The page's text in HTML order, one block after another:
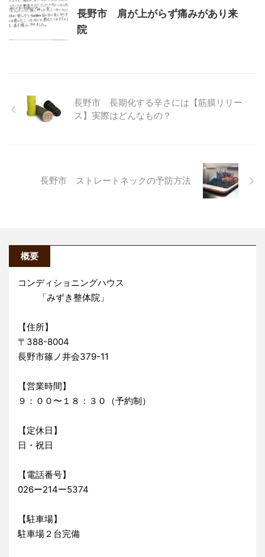
長野市 肩が上がらず痛みがあり来
院
長野市 長期化する辛さには【筋膜リリー
ス】実際はどんなもの？
長野市 ストレートネックの予防方法
概要
コンディショニングハウス
「みずき整体院」
【住所】
〒388-8004
長野市篠ノ井会379-11
【営業時間】
９：００〜１８：３０（予約制）
【定休日】
日・祝日
【電話番号】
026ー214ー5374
【駐車場】
駐車場２台完備